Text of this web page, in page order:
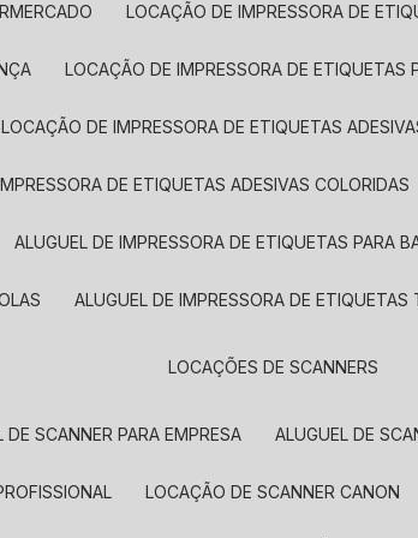
LOCAÇÃO DE IMPRESSORA DE
LOCAÇÃO DE IMPRESSORA DE ETIQUETAS
LOCAÇÃO DE IMPRESSORA DE ETIQUETAS
IMPRESSORA DE ETIQUETAS ADESIVAS COLORIDAS
ALUGUEL DE IMPRESSORA DE ETIQUETAS PARA
ALUGUEL DE IMPRESSORA DE ETIQUETAS
LOCAÇÕES DE SCANNERS
DE SCANNER PARA EMPRESA ALUGUEL DE
LOCAÇÃO DE SCANNER CANON